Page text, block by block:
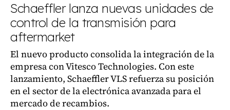
Schaeffler lanza nuevas unidades de
control de la transmisión para
aftermarket
El nuevo producto consolida la integración de la
empresa con Vitesco Technologies. Con este
lanzamiento, Schaeffler VLS refuerza su posición
en el sector de la electrónica avanzada para el
mercado de recambios.